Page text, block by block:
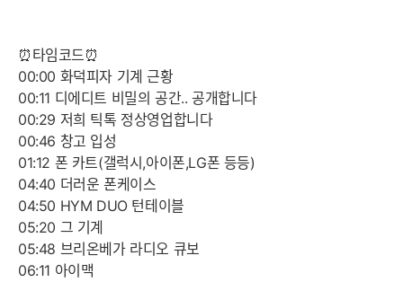
⏰타임코드⏰
00:00 화덕피자 기계 근황
00:11 디에디트 비밀의 공간.. 공개합니다
00:29 저희 틱톡 정상영업합니다
00:46 창고 입성
01:12 폰 카트(갤럭시,아이폰,LG폰 등등)
04:40 더러운 폰케이스
04:50 HYM DUO 턴테이블
05:20 그 기계
05:48 브리온베가 라디오 큐보
06:11 아이맥